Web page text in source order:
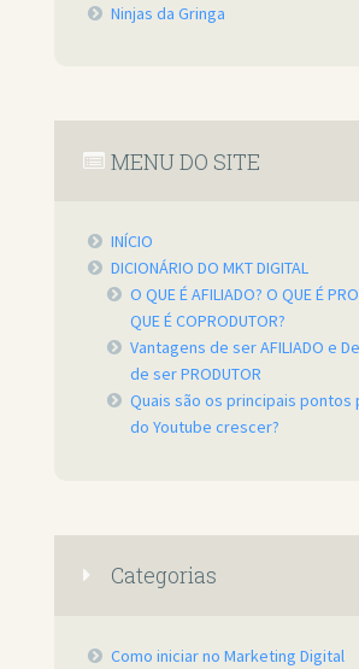
Ninjas da Gringa
MENU DO SITE
INÍCIO
DICIONÁRIO DO MKT DIGITAL
O QUE É AFILIADO? O QUE É
QUE É COPRODUTOR?
Vantagens de ser AFILIADO e
de ser PRODUTOR
Quais são os principais pontos
do Youtube crescer?
Categorias
Como iniciar no Marketing Digital